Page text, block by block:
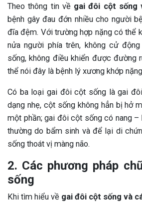
Theo thông tin về gai đôi cột sống
bệnh gây đau đớn nhiều cho người
đĩa đệm. Với trường hợp nặng có thể
nửa người phía trên, không cử
sống, không điều khiển được đường
thể nói đây là bệnh lý xương khớp
Có ba loại gai đôi cột sống là gai
dạng nhẹ, cột sống không hẳn bị hở
một phần; gai đôi cột sống có nang –
thường do bẩm sinh và để lại di
sống thoát vị màng não.
2. Các phương pháp
sống
Khi tìm hiểu về gai đôi cột sống và